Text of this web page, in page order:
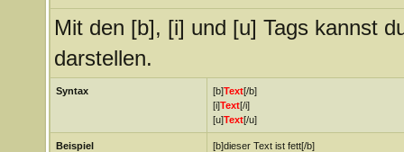
Mit den [b], [i] und [u] Tags kannst
darstellen.
Syntax [b]Text[/b]
[i]Text[/i]
[u]Text[/u]
Beispiel
[b]dieser Text ist fett[/b]